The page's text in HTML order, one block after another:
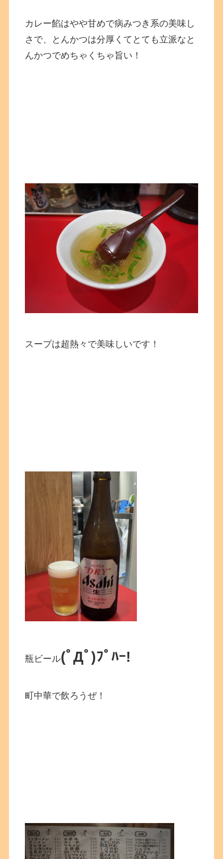
カレー餡はやや甘めで病みつき系の美味し
さで、とんかつは分厚くてとても立派なと
んかつでめちゃくちゃ旨い！
スープは超熱々で美味しいです！
瓶ビール(ﾟДﾟ)ﾌﾟﾊｰ!
町中華で飲ろうぜ！